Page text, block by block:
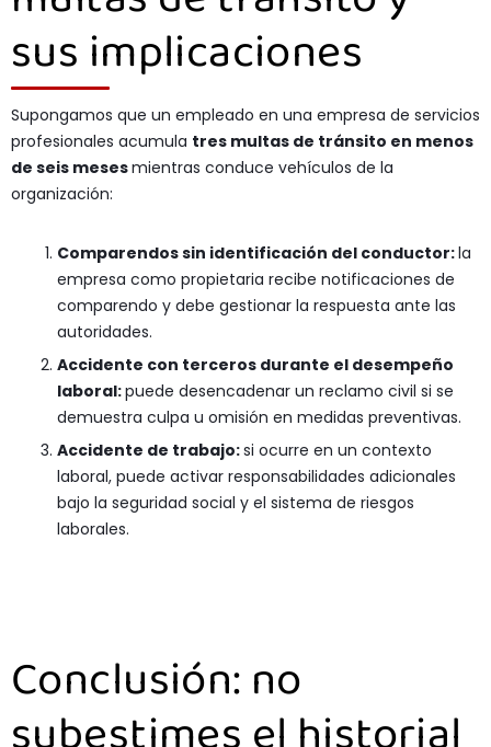
sus implicaciones
Supongamos que un empleado en una empresa de servicios
profesionales acumula tres multas de tránsito en menos
de seis mesesmientras conduce vehículos de la
organización:
Comparendos sin identificación del conductor:la
empresa como propietaria recibe notificaciones de
comparendo y debe gestionar la respuesta ante las
autoridades.
Accidente con terceros durante el desempeño
laboral:puede desencadenar un reclamo civil si se
demuestra culpa u omisión en medidas preventivas.
Accidente de trabajo:si ocurre en un contexto
laboral, puede activar responsabilidades adicionales
bajo la seguridad social y el sistema de riesgos
laborales.
Conclusión: no
subestimes el historial